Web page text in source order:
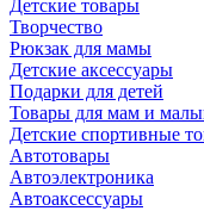
Детские товары
Творчество
Рюкзак для мамы
Детские аксессуары
Подарки для детей
Товары для мам и
Детские спортивные
Автотовары
Автоэлектроника
Автоаксессуары